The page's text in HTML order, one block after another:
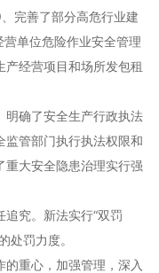
完善了部分高危行业建
营单位危险作业安全管理
产经营项目和场所发包租
明确了安全生产行政执法
监管部门执行执法权限和
重大安全隐患治理实行强
究。新法实行“双罚
处罚力度。
重心，加强管理，深入